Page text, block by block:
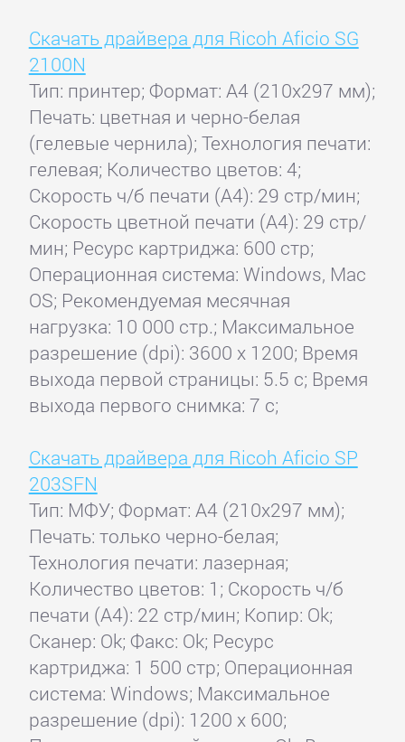
Скачать драйвера для Ricoh Aficio SG
2100N
Тип: принтер; Формат: A4 (210x297 мм);
Печать: цветная и черно-белая
(гелевые чернила); Технология печати:
гелевая; Количество цветов: 4;
Скорость ч/б печати (А4): 29 стр/мин;
Скорость цветной печати (А4): 29 стр/
мин; Ресурс картриджа: 600 стр;
Операционная система: Windows, Maс
OS; Рекомендуемая месячная
нагрузка: 10 000 стр.; Максимальное
разрешение (dpi): 3600 x 1200; Время
выхода первой страницы: 5.5 с; Время
выхода первого снимка: 7 с;
Скачать драйвера для Ricoh Aficio SP
203SFN
Тип: МФУ; Формат: A4 (210x297 мм);
Печать: только черно-белая;
Технология печати: лазерная;
Количество цветов: 1; Скорость ч/б
печати (А4): 22 стр/мин; Копир: Ok;
Сканер: Ok; Факс: Ok; Ресурс
картриджа: 1 500 стр; Операционная
система: Windows; Максимальное
разрешение (dpi): 1200 x 600;